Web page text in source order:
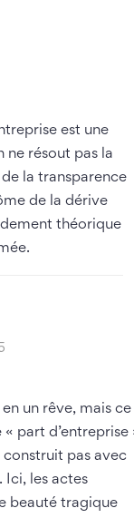
est une
ne résout pas la
la transparence
de la dérive
théorique
un rêve, mais ce
« part d’entreprise
construit pas avec
Ici, les actes
beauté tragique